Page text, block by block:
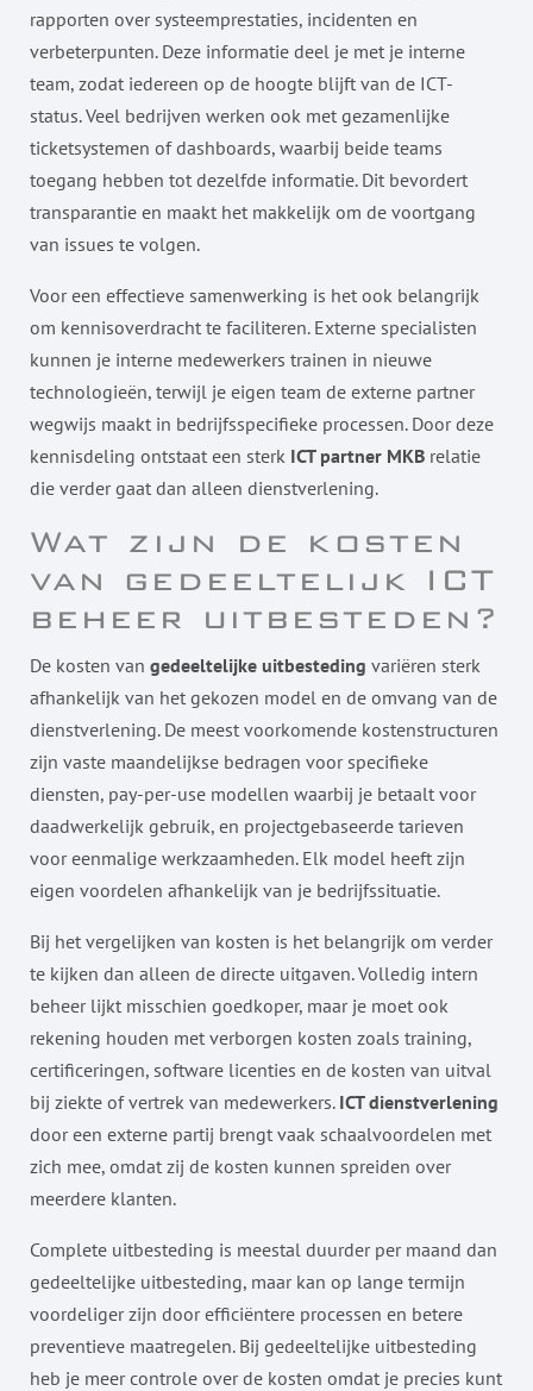
rapporten over systeemprestaties, incidenten en
verbeterpunten. Deze informatie deel je met je interne
team, zodat iedereen op de hoogte blijft van de ICT-
status. Veel bedrijven werken ook met gezamenlijke
ticketsystemen of dashboards, waarbij beide teams
toegang hebben tot dezelfde informatie. Dit bevordert
transparantie en maakt het makkelijk om de voortgang
van issues te volgen.
Voor een effectieve samenwerking is het ook belangrijk
om kennisoverdracht te faciliteren. Externe specialisten
kunnen je interne medewerkers trainen in nieuwe
technologieën, terwijl je eigen team de externe partner
wegwijs maakt in bedrijfsspecifieke processen. Door deze
kennisdeling ontstaat een sterk ICT partner MKB relatie
die verder gaat dan alleen dienstverlening.
Wat zijn de kosten
van gedeeltelijk ICT
beheer uitbesteden?
De kosten van gedeeltelijke uitbesteding variëren sterk
afhankelijk van het gekozen model en de omvang van de
dienstverlening. De meest voorkomende kostenstructuren
zijn vaste maandelijkse bedragen voor specifieke
diensten, pay-per-use modellen waarbij je betaalt voor
daadwerkelijk gebruik, en projectgebaseerde tarieven
voor eenmalige werkzaamheden. Elk model heeft zijn
eigen voordelen afhankelijk van je bedrijfssituatie.
Bij het vergelijken van kosten is het belangrijk om verder
te kijken dan alleen de directe uitgaven. Volledig intern
beheer lijkt misschien goedkoper, maar je moet ook
rekening houden met verborgen kosten zoals training,
certificeringen, software licenties en de kosten van uitval
bij ziekte of vertrek van medewerkers. ICT dienstverlening
door een externe partij brengt vaak schaalvoordelen met
zich mee, omdat zij de kosten kunnen spreiden over
meerdere klanten.
Complete uitbesteding is meestal duurder per maand dan
gedeeltelijke uitbesteding, maar kan op lange termijn
voordeliger zijn door efficiëntere processen en betere
preventieve maatregelen. Bij gedeeltelijke uitbesteding
heb je meer controle over de kosten omdat je precies kunt